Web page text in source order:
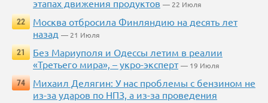
этапах движения продуктов — 22 Июля
22
Москва отбросила Финляндию на десять лет
назад — 21 Июля
21
Без Мариуполя и Одессы летим в реалии
«Третьего мира», – укро-эксперт — 19 Июля
74
Михаил Делягин: У нас проблемы с бензином не
из-за ударов по НПЗ, а из-за проведения